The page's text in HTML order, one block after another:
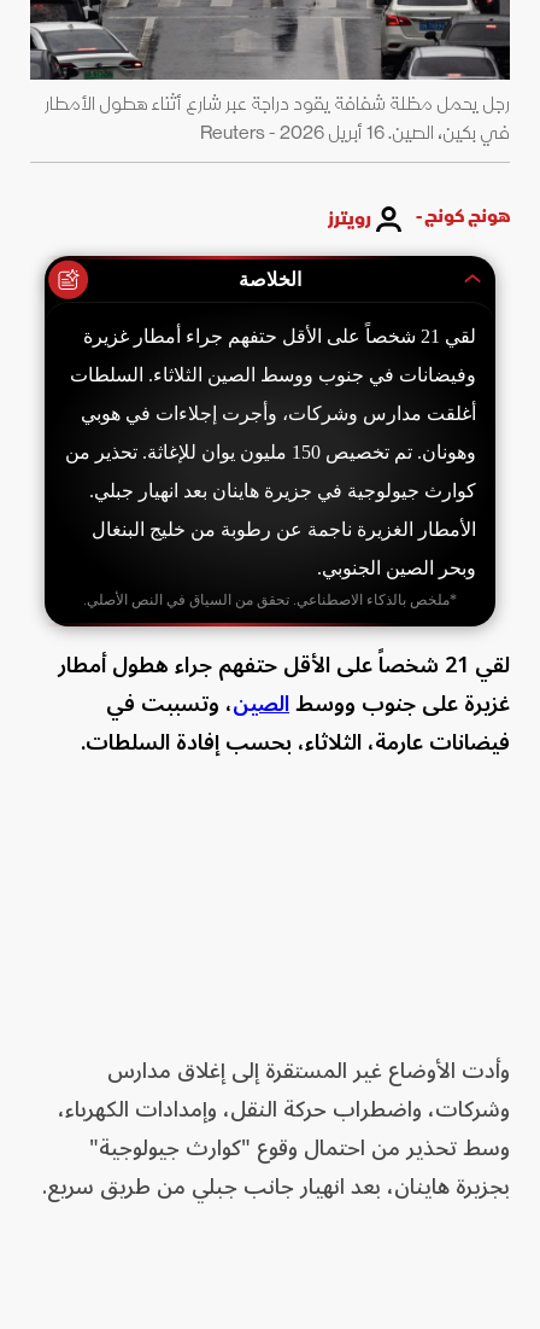
رجل يحمل مظلة شفافة يقود دراجة عبر شارع أثناء هطول الأمطار
في بكين، الصين. 16 أبريل 2026 - Reuters
هونج كونج - رويترز
الخلاصة
لقي 21 شخصاً على الأقل حتفهم جراء أمطار غزيرة
وفيضانات في جنوب ووسط الصين الثلاثاء. السلطات
أغلقت مدارس وشركات، وأجرت إجلاءات في هوبي
وهونان. تم تخصيص 150 مليون يوان للإغاثة. تحذير من
كوارث جيولوجية في جزيرة هاينان بعد انهيار جبلي.
الأمطار الغزيرة ناجمة عن رطوبة من خليج البنغال
وبحر الصين الجنوبي.
*ملخص بالذكاء الاصطناعي. تحقق من السياق في النص الأصلي.
لقي 21 شخصاً على الأقل حتفهم جراء هطول أمطار
غزيرة على جنوب ووسطالصين، وتسببت في
فيضانات عارمة، الثلاثاء، بحسب إفادة السلطات.
وأدت الأوضاع غير المستقرة إلى إغلاق مدارس
وشركات، واضطراب حركة النقل، وإمدادات الكهرباء،
وسط تحذير من احتمال وقوع "كوارث جيولوجية"
بجزيرة هاينان، بعد انهيار جانب جبلي من طريق سريع.